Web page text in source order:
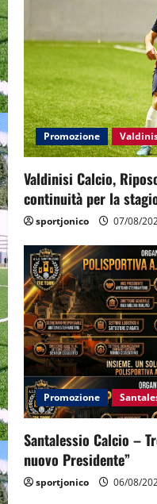
g
a
t
i
o
n
Promozione
Valdinisi Calcio,
continuità per la
sportjonico 07/08/
Promozione
Santalessio Calcio –
nuovo Presidente”
sportjonico 06/08/